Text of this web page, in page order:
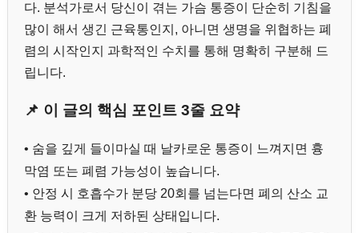
다. 분석가로서 당신이 겪는 가슴 통증이 단순히 기침을
많이 해서 생긴 근육통인지, 아니면 생명을 위협하는 폐
렴의 시작인지 과학적인 수치를 통해 명확히 구분해 드
립니다.
📌 이 글의 핵심 포인트 3줄 요약
• 숨을 깊게 들이마실 때 날카로운 통증이 느껴지면 흉
막염 또는 폐렴 가능성이 높습니다.
• 안정 시 호흡수가 분당 20회를 넘는다면 폐의 산소 교
환 능력이 크게 저하된 상태입니다.